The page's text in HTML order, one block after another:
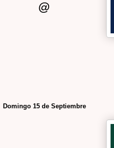
@
Domingo 15 de Septiembre